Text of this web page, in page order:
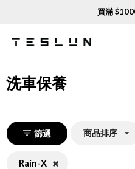
買滿 $
洗車保養
篩選 商品排序
Rain-X